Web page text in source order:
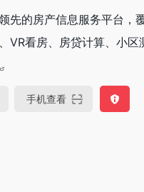
先的房产信息服务平台，
VR看房、房贷计算、小
手机查看